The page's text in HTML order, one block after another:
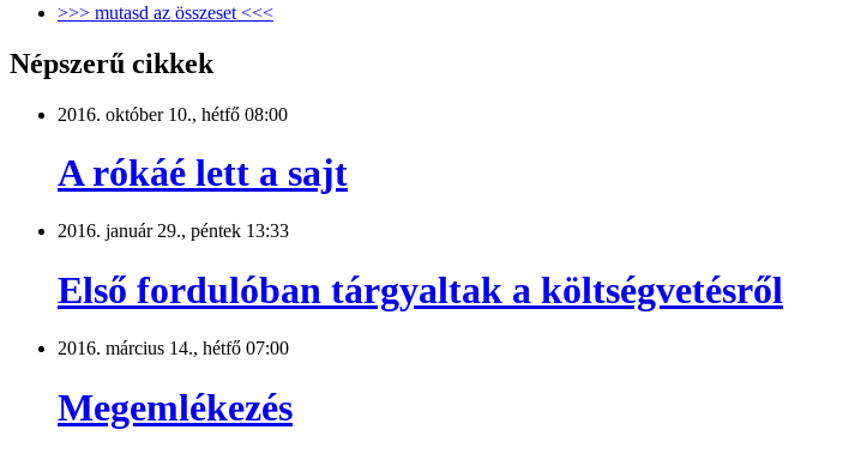
>>> mutasd az összeset <<<
Népszerű cikkek
2016. október 10., hétfő 08:00
A rókáé lett a sajt
2016. január 29., péntek 13:33
Első fordulóban tárgyaltak a költségvetésről
2016. március 14., hétfő 07:00
Megemlékezés